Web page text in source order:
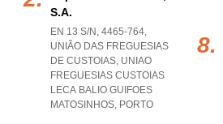
S.a.
EN 13 S/N, 4465-764,
UNIÃO DAS FREGUESIAS
DE CUSTOIAS, UNIAO
FREGUESIAS CUSTOIAS
LECA BALIO GUIFOES
MATOSINHOS, PORTO